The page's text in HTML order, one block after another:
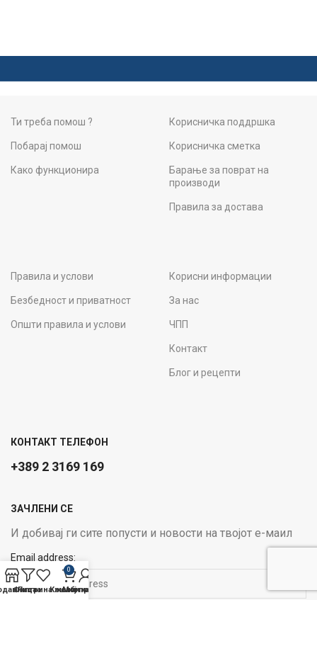
Ти треба помош ?
Побарај помош
Како функционира
Корисничка поддршка
Корисничка сметка
Барање за поврат на
производи
Правила за достава
Правила и услови
Безбедност и приватност
Општи правила и услови
Корисни информации
За нас
ЧПП
Контакт
Блог и рецепти
КОНТАКТ ТЕЛЕФОН
+389 2 3169 169
ЗАЧЛЕНИ СЕ
И добивај ги сите попусти и новости на твојот е-маил
Email address:
Филтри
Листа на желби
0
Кошничка
Мој профил